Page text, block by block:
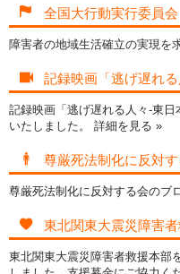
全国大行動実行委員会
障害者の地域生活確立の実現を
記録映画「逃げ遅れ
記録映画「逃げ遅れる人々-東
いたしました。 詳細を見る »
尊厳死法制化に反対
尊厳死法制化に反対する会のブ
東北関東大震災障害
東北関東大震災障害者救援本部